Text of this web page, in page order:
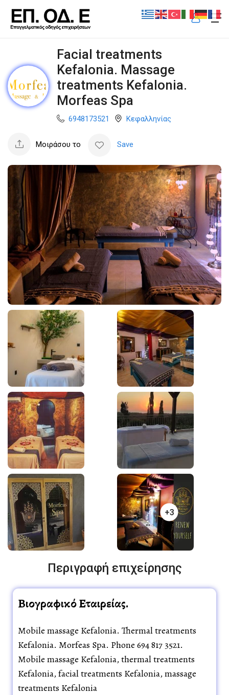
Facial treatments
Kefalonia. Massage
treatments Kefalonia.
Morfeas Spa
6948173521 Κεφαλληνίας
Μοιράσου το Save
+3
Περιγραφή επιχείρησης
Βιογραφικό Εταιρείας.
Mobile massage Kefalonia. Thermal treatments
Kefalonia. Morfeas Spa. Phone 694 817 3521.
Mobile massage Kefalonia, thermal treatments
Kefalonia, facial treatments Kefalonia, massage
treatments Kefalonia